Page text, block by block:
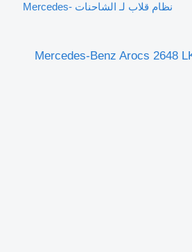
نظام قلاب لـ الشاحنات Mercedes-